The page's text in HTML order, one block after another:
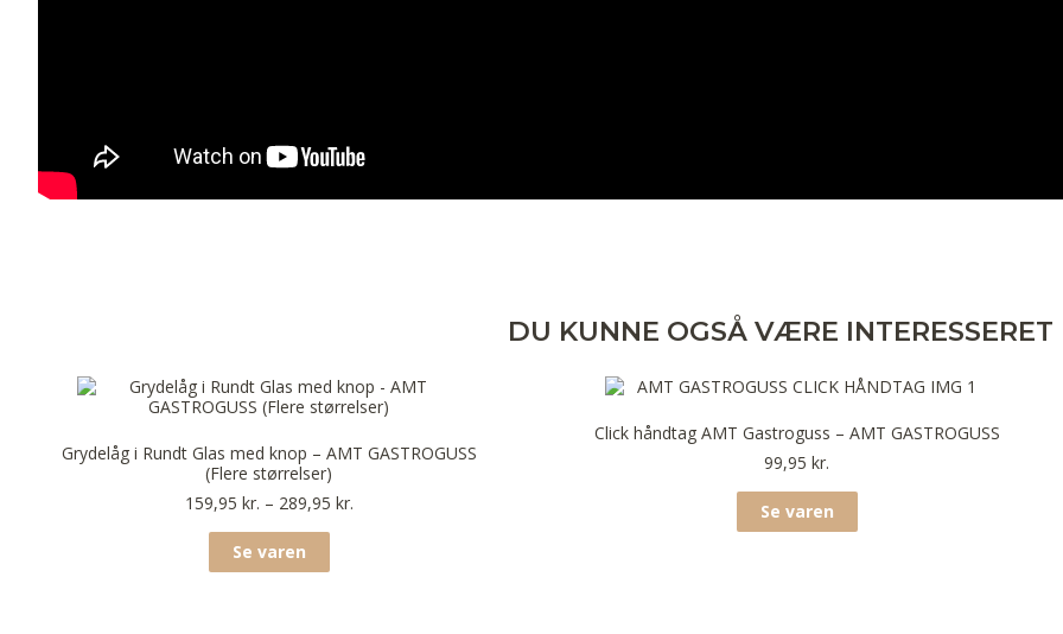
DU KUNNE OGSÅ VÆRE INTERESSERET
Grydelåg i Rundt Glas med knop – AMT GASTROGUSS
(Flere størrelser)
159,95 kr. – 289,95 kr.
Se varen
Click håndtag AMT Gastroguss – AMT GASTROGUSS
99,95kr.
Se varen